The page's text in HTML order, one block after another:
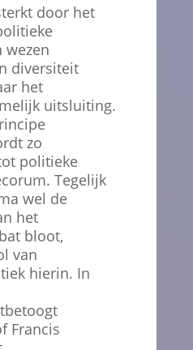
door het
diversiteit
het
uitsluiting.
zo
politieke
Tegelijk
wel de
het
bloot,
van
hierin. In
Francis